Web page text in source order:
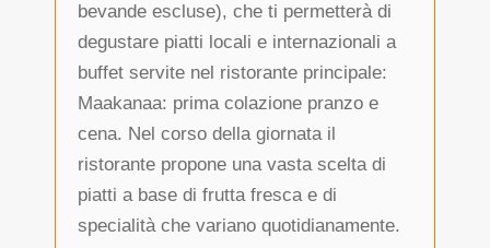
bevande escluse), che ti permetterà di
degustare piatti locali e internazionali a
buffet servite nel ristorante principale:
Maakanaa: prima colazione pranzo e
cena. Nel corso della giornata il
ristorante propone una vasta scelta di
piatti a base di frutta fresca e di
specialità che variano quotidianamente.